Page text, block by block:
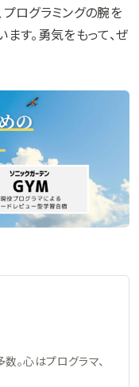
ログラミングの腕を
す。勇気をもって、ぜ
。心はプログラマ、